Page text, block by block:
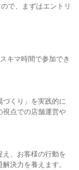
で、まずはエントリ
キマ時間で参加でき
くり」を実践的に
視点での店舗運営や
え、お客様の行動を
決力を養えます。